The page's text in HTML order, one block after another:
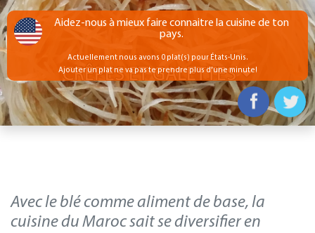
CRÊPES ET GALETTES
Avec le blé comme aliment de base, la
cuisine du Maroc sait se diversifier en
Aidez-nous à mieux faire connaitre la cuisine de ton
pays.
Actuellement nous avons 0 plat(s) pour États-Unis.
Ajouter un plat ne va pas te prendre plus d'une minute!